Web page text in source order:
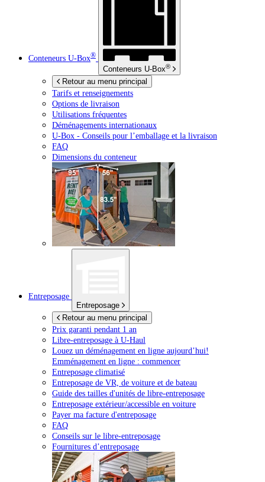
Conteneurs U-Box®
Conteneurs U-Box®
Retour au menu principal
Tarifs et renseignements
Options de livraison
Utilisations fréquentes
Déménagements internationaux
U-Box - Conseils pour l’emballage et la livraison
FAQ
Dimensions du conteneur
Entreposage
Entreposage
Retour au menu principal
Prix garanti pendant 1 an
Libre-entreposage à U-Haul
Louez un déménagement en ligne aujourd’hui!
Emménagement en ligne : commencer
Entreposage climatisé
Entreposage de VR, de voiture et de bateau
Guide des tailles d'unités de libre-entreposage
Entreposage extérieur/accessible en voiture
Payer ma facture d'entreposage
FAQ
Conseils sur le libre-entreposage
Fournitures d’entreposage